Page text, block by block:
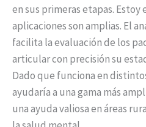
en sus primeras etapas. Estoy
aplicaciones son amplias. El
facilita la evaluación de los
articular con precisión su
Dado que funciona en
ayudaría a una gama más
una ayuda valiosa en áreas